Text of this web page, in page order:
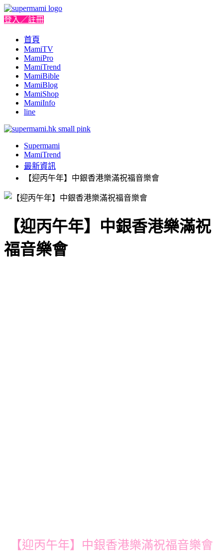
登入／註冊
首頁
MamiTV
MamiPro
MamiTrend
MamiBible
MamiBlog
MamiShop
MamiInfo
line
Supermami
MamiTrend
最新資訊
【迎丙午年】中銀香港樂滿祝福音樂會
【迎丙午年】中銀香港樂滿祝
福音樂會
【迎丙午年】中銀香港樂滿祝福音樂會